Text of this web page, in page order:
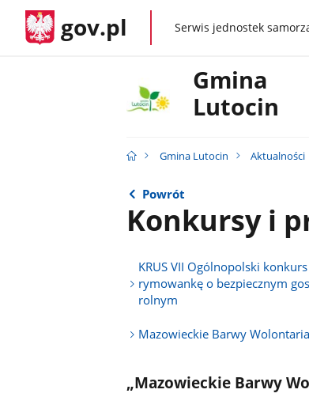
gov.pl gov.plSerwis jednostek
Gmina
Lutocin
Gmina Lutocin Aktualności
Powrót
Konkursy i
KRUS VII Ogólnopolski
rymowankę o bezpiecznym
rolnym
Mazowieckie Barwy
„Mazowieckie Barwy